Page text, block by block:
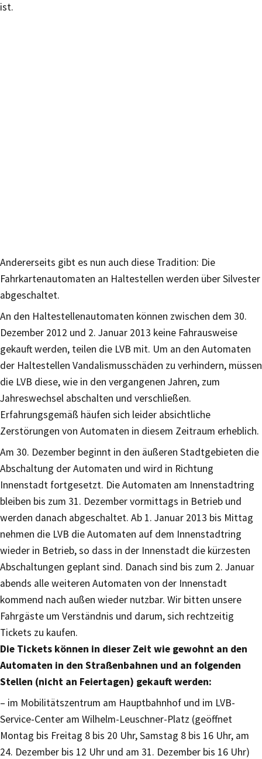
ist.
Andererseits gibt es nun auch diese Tradition: Die
Fahrkartenautomaten an Haltestellen werden über Silvester
abgeschaltet.
An den Haltestellenautomaten können zwischen dem 30.
Dezember 2012 und 2. Januar 2013 keine Fahrausweise
gekauft werden, teilen die LVB mit. Um an den Automaten
der Haltestellen Vandalismusschäden zu verhindern, müssen
die LVB diese, wie in den vergangenen Jahren, zum
Jahreswechsel abschalten und verschließen.
Erfahrungsgemäß häufen sich leider absichtliche
Zerstörungen von Automaten in diesem Zeitraum erheblich.
Am 30. Dezember beginnt in den äußeren Stadtgebieten die
Abschaltung der Automaten und wird in Richtung
Innenstadt fortgesetzt. Die Automaten am Innenstadtring
bleiben bis zum 31. Dezember vormittags in Betrieb und
werden danach abgeschaltet. Ab 1. Januar 2013 bis Mittag
nehmen die LVB die Automaten auf dem Innenstadtring
wieder in Betrieb, so dass in der Innenstadt die kürzesten
Abschaltungen geplant sind. Danach sind bis zum 2. Januar
abends alle weiteren Automaten von der Innenstadt
kommend nach außen wieder nutzbar. Wir bitten unsere
Fahrgäste um Verständnis und darum, sich rechtzeitig
Tickets zu kaufen.
Die Tickets können in dieser Zeit wie gewohnt an den
Automaten in den Straßenbahnen und an folgenden
Stellen (nicht an Feiertagen) gekauft werden:
– im Mobilitätszentrum am Hauptbahnhof und im LVB-
Service-Center am Wilhelm-Leuschner-Platz (geöffnet
Montag bis Freitag 8 bis 20 Uhr, Samstag 8 bis 16 Uhr, am
24. Dezember bis 12 Uhr und am 31. Dezember bis 16 Uhr)